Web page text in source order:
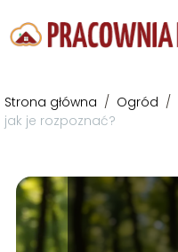
Strona główna / Ogród /
jak je rozpoznać?